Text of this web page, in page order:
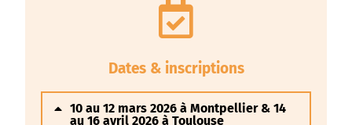
Dates & inscriptions
10 au 12 mars 2026 à Montpellier & 14
au 16 avril 2026 à Toulouse